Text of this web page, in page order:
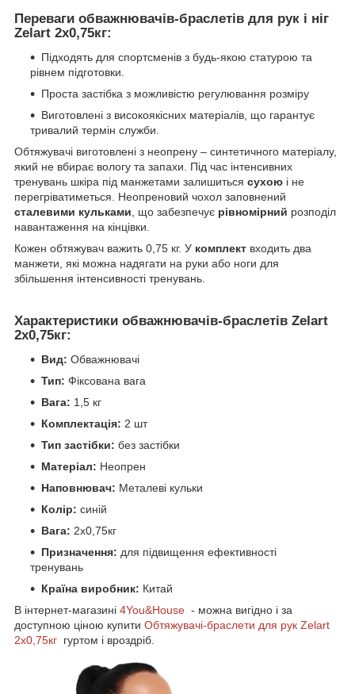
Переваги обважнювачів-браслетів для рук і ніг
Zelart 2х0,75кг:
Підходять для спортсменів з будь-якою статурою та
рівнем підготовки.
Проста застібка з можливістю регулювання розміру
Виготовлені з високоякісних матеріалів, що гарантує
тривалий термін служби.
Обтяжувачі виготовлені з неопрену – синтетичного матеріалу,
який не вбирає вологу та запахи. Під час інтенсивних
тренувань шкіра під манжетами залишиться сухою і не
перегріватиметься. Неопреновий чохол заповнений
сталевими кульками , що забезпечує рівномірний розподіл
навантаження на кінцівки.
Кожен обтяжувач важить 0,75 кг. У комплект входить два
манжети, які можна надягати на руки або ноги для
збільшення інтенсивності тренувань.
Характеристики обважнювачів-браслетів Zelart
2х0,75кг:
Вид: Обважнювачі
Тип: Фіксована вага
Вага: 1,5 кг
Комплектація: 2 шт
Тип застібки: без застібки
Матеріал: Неопрен
Наповнювач: Металеві кульки
Колір: синій
Вага: 2х0,75кг
Призначення: для підвищення ефективності
тренувань
Країна виробник: Китай
В інтернет-магазині 4You&House - можна вигідно і за
доступною ціною купити Обтяжувачі-браслети для рук Zelart
2х0,75кг гуртом і вроздріб.